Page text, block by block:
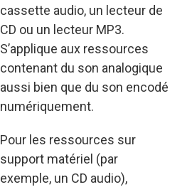
cassette audio, un lecteur de
CD ou un lecteur MP3.
S’applique aux ressources
contenant du son analogique
aussi bien que du son encodé
numériquement.
Pour les ressources sur
support matériel (par
exemple, un CD audio),